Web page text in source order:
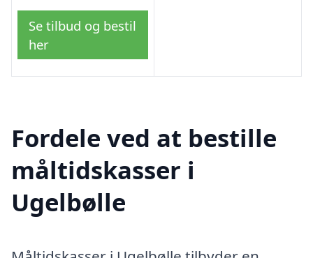
Se tilbud og bestil
her
Fordele ved at bestille
måltidskasser i
Ugelbølle